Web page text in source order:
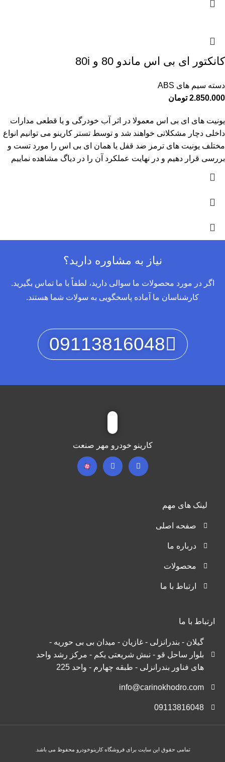
کانکتور ای بی اس ماندو 80 و 80i
دسته سیم های ABS
2.850.000 تومان
یونیت های ای بی اس معمولا در اثر آب خودرگی و یا قطعی مدارات
داخلی دچار مشکلاتی خواهند شد و توسط تستر کارینو می توانیم انواع
مختلف یونیت های ترمز ضد قفل یا همان ای بی اس را مورد تست و
بررسی قرار دهیم و در نهایت عملکرد آن را در دیاگ مشاهده نماییم
نیاز به مشاوره دارید؟
اگر در مورد محصولات ما سوالی دارید، لطفاً با ما تماس بگیرید.
کارشناسان ما آماده پاسخگویی به سولات شما هستند.
09113816048
کارینو خودرو مهر صنعت
لینک های مهم
صفحه اصلی
درباره ما
محصولات
ارتباط با ما
ارتباط با ما
گیلان - بندرانزلی - غازیان - میدان بی بی حوریه -
بلوار ساحل قو - نبش شریعتی یکم - مرکز رشد واحد
های فناور بندرانزلی - طبقه چهارم - واحد 225
info@carinokhodro.com
09113816048
تمامی حقوق این سایت برای فروشگاه کارینوخودرو محفوظ می باشد.